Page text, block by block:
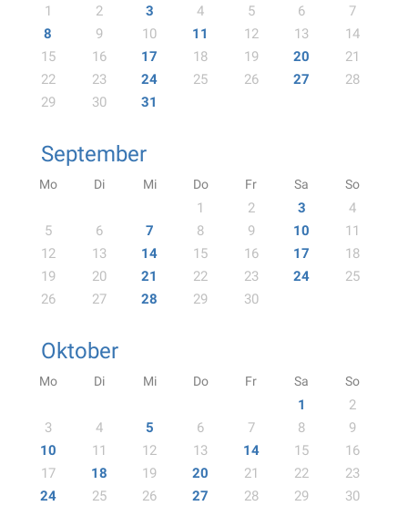
1 2 3 4 5 6
7
8
9 10 11 12 13
14
15
16 17 18 19 20
21
22
23 24 25 26 27
28
29
30 31
September
Mo Di Mi Do Fr Sa So
1 2 3
4
5
6 7 8 9 10
11
12
13 14 15 16 17
18
19
20 21 22 23 24
25
26
27 28 29 30
Oktober
Mo Di Mi Do Fr Sa So
1
2
3
4 5 6 7 8
9
10
11 12 13 14 15
16
17
18 19 20 21 22
23
24
25 26 27 28 29
30